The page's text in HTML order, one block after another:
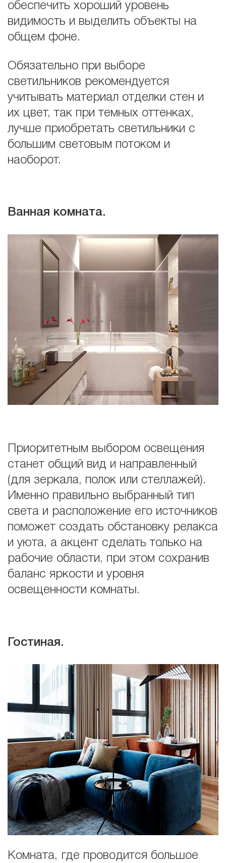
обеспечить хороший уровень
видимость и выделить объекты на
общем фоне.
Обязательно при выборе
светильников рекомендуется
учитывать материал отделки стен и
их цвет, так при темных оттенках,
лучше приобретать светильники с
большим световым потоком и
наоборот.
Ванная комната.
Приоритетным выбором освещения
станет общий вид и направленный
(для зеркала, полок или стеллажей).
Именно правильно выбранный тип
света и расположение его источников
поможет создать обстановку релакса
и уюта, а акцент сделать только на
рабочие области, при этом сохранив
баланс яркости и уровня
освещенности комнаты.
Гостиная.
Комната, где проводится большое